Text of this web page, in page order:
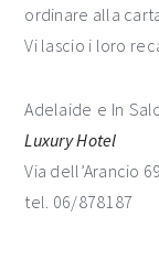
ordinare alla
Vi lascio i loro
Adelaide e In
Luxury Hotel
Via dell’Arancio
tel. 06/878187